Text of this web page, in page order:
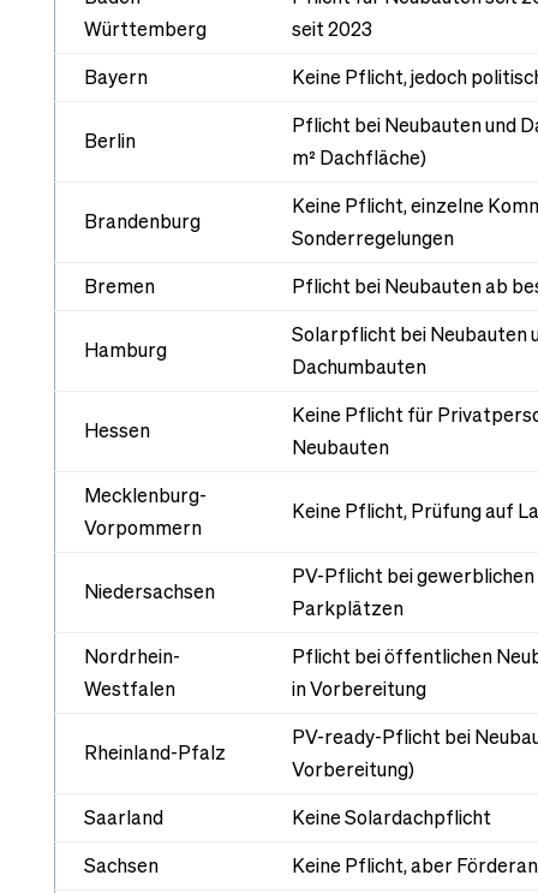
Württemberg
seit 2023
Bayern
Keine Pflicht, jedoch
Berlin
Pflicht bei Neubauten und
m² Dachfläche)
Brandenburg
Keine Pflicht, einzelne
Sonderregelungen
Bremen
Pflicht bei Neubauten ab
Hamburg
Solarpflicht bei Neubauten
Dachumbauten
Hessen
Keine Pflicht für
Neubauten
Mecklenburg-
Vorpommern
Keine Pflicht, Prüfung auf
Niedersachsen
PV-Pflicht bei
Parkplätzen
Nordrhein-
Westfalen
Pflicht bei öffentlichen
in Vorbereitung
Rheinland-Pfalz
PV-ready-Pflicht bei
Vorbereitung)
Saarland
Keine Solardachpflicht
Sachsen
Keine Pflicht, aber